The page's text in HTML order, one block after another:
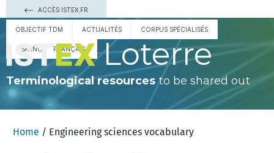
ACCÈS ISTEX.FR
OBJECTIF TDM ACTUALITÉS CORPUS SPÉCIALISÉS
ESPAÑOL FRANÇAIS Loterre
Terminological resourcesto be shared out
Home / Engineering sciences vocabulary